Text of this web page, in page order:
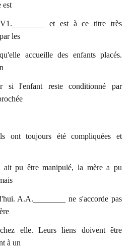
est
et est à ce titre très
les
accueille des enfants placés.
si l'enfant reste conditionné par
ont toujours été compliquées et
ait pu être manipulé, la mère a pu
A.A.________ ne s'accorde pas
elle. Leurs liens doivent être
à un